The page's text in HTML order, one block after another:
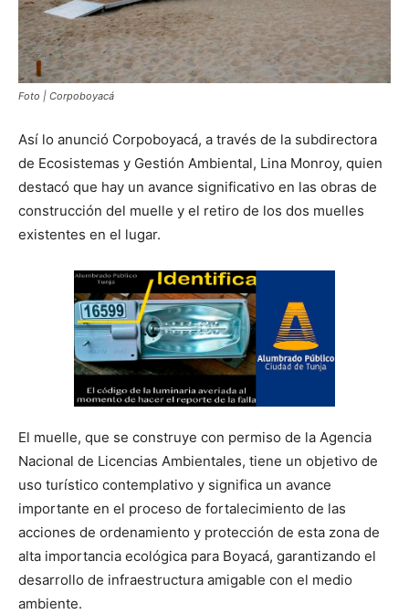
Foto | Corpoboyacá
Así lo anunció Corpoboyacá, a través de la subdirectora
de Ecosistemas y Gestión Ambiental, Lina Monroy, quien
destacó que hay un avance significativo en las obras de
construcción del muelle y el retiro de los dos muelles
existentes en el lugar.
El muelle, que se construye con permiso de la Agencia
Nacional de Licencias Ambientales, tiene un objetivo de
uso turístico contemplativo y significa un avance
importante en el proceso de fortalecimiento de las
acciones de ordenamiento y protección de esta zona de
alta importancia ecológica para Boyacá, garantizando el
desarrollo de infraestructura amigable con el medio
ambiente.